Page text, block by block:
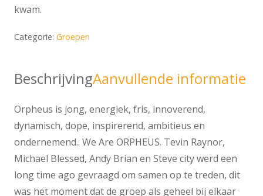
kwam.
Categorie: Groepen
BeschrijvingAanvullende informatie
Orpheus is jong, energiek, fris, innoverend,
dynamisch, dope, inspirerend, ambitieus en
ondernemend.. We Are ORPHEUS. Tevin Raynor,
Michael Blessed, Andy Brian en Steve city werd een
long time ago gevraagd om samen op te treden, dit
was het moment dat de groep als geheel bij elkaar